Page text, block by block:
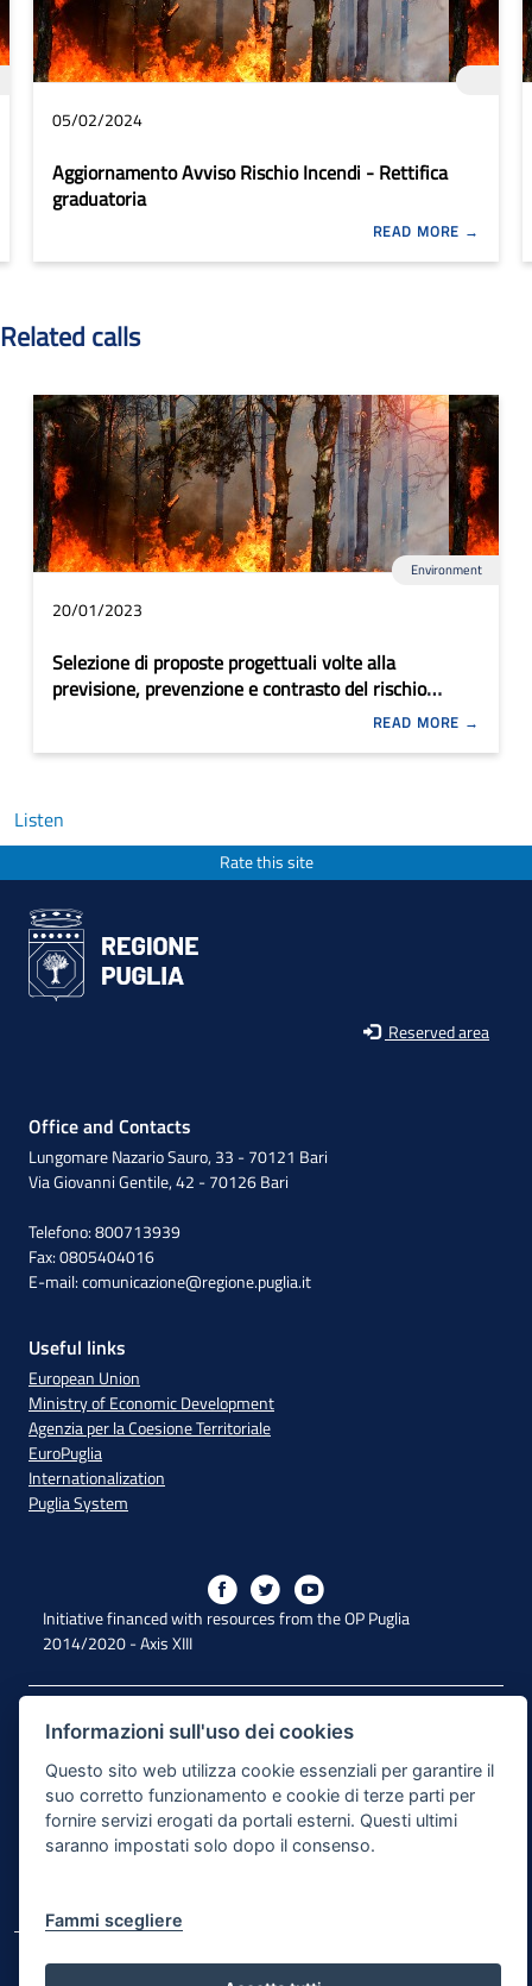
05/02/2024
Aggiornamento Avviso Rischio Incendi - Rettifica
graduatoria
READ MORE
Related calls
Environment
20/01/2023
Selezione di proposte progettuali volte alla
previsione, prevenzione e contrasto del rischio
incendi boschivi e di interfaccia urbano rurale
READ MORE
Listen
Rate this site
Reserved area
Office and Contacts
Lungomare Nazario Sauro, 33 - 70121 Bari
Via Giovanni Gentile, 42 - 70126 Bari
Telefono: 800713939
Fax: 0805404016
E-mail:comunicazione@regione.puglia.it
Useful links
European Union
Ministry of Economic Development
Agenzia per la Coesione Territoriale
EuroPuglia
Internationalization
Puglia System
Initiative financed with resources from the OP Puglia
2014/2020 - Axis XIII
Accessibility
Legal Note
Privacy Policy
Responsible for the content publishing process
Informazioni sull'uso dei cookies
Questo sito web utilizza cookie essenziali per garantire il
suo corretto funzionamento e cookie di terze parti per
fornire servizi erogati da portali esterni. Questi ultimi
saranno impostati solo dopo il consenso.
Fammi scegliere